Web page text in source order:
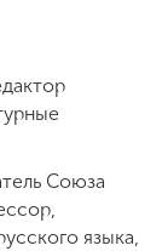
Союза
языка,